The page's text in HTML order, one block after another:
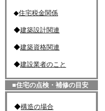
◆住宅税金関係
◆建築設計関連
◆建築資格関連
◆建設業者のこと
■住宅の点検・補修の目安
◆構造の場合